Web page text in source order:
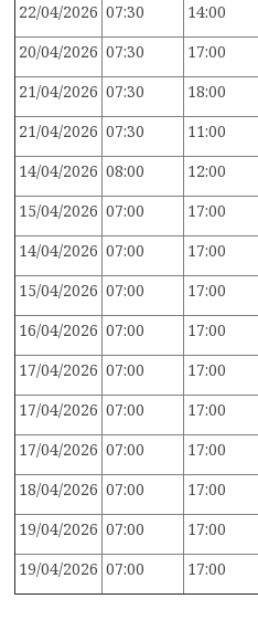
22/04/2026 07:30 14:00
20/04/2026 07:30 17:00
21/04/2026 07:30 18:00
21/04/2026 07:30 11:00
14/04/2026 08:00 12:00
15/04/2026 07:00 17:00
14/04/2026 07:00 17:00
15/04/2026 07:00 17:00
16/04/2026 07:00 17:00
17/04/2026 07:00 17:00
17/04/2026 07:00 17:00
17/04/2026 07:00 17:00
18/04/2026 07:00 17:00
19/04/2026 07:00 17:00
19/04/2026 07:00 17:00